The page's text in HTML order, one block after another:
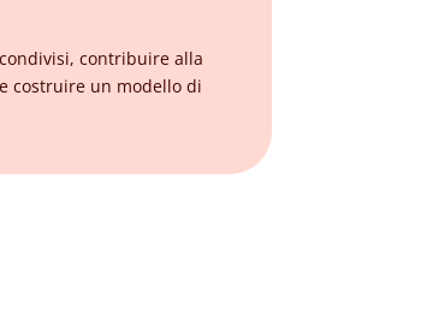
contribuire alla
costruire un modello di